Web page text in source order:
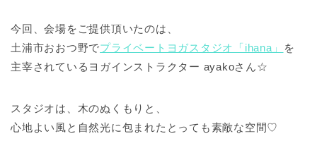
今回、会場をご提供頂いたのは、
土浦市おおつ野でプライベートヨガスタジオ「ihana」
を
主宰されているヨガインストラクター ayakoさん☆
スタジオは、木のぬくもりと、
心地よい風と自然光に包まれたとっても素敵な空間♡